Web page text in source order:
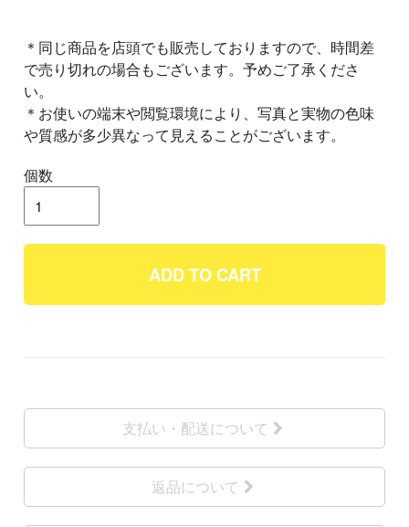
＊同じ商品を店頭でも販売しておりますので、時間差
で売り切れの場合もございます。予めご了承くださ
い。
＊お使いの端末や閲覧環境により、写真と実物の色味
や質感が多少異なって見えることがございます。
個数
ADD TO CART
支払い・配送について
返品について